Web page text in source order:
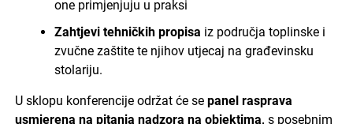
one primjenjuju u praksi
Zahtjevi tehničkih propisa iz područja toplinske i
zvučne zaštite te njihov utjecaj na građevinsku
stolariju.
U sklopu konferencije održat će se panel rasprava
usmjerena na pitanja nadzora na objektima, s posebnim